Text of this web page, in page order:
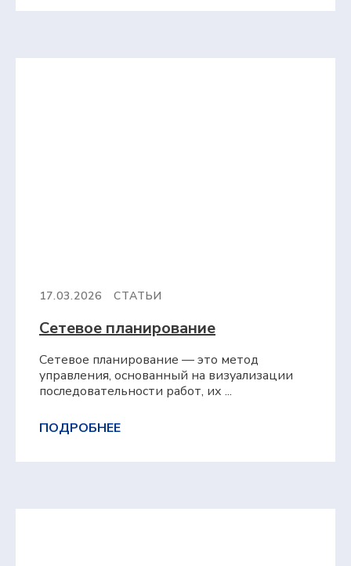
17.03.2026 СТАТЬИ
Сетевое планирование
Сетевое планирование — это метод
управления, основанный на визуализации
последовательности работ, их ...
ПОДРОБНЕЕ